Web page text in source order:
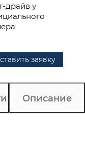
драйв у
заявку
Описание